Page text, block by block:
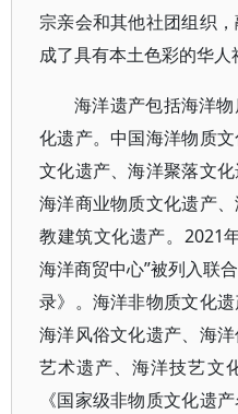
宗亲会和其他社团组织
成了具有本土色彩的华人
海洋遗产包括海洋
化遗产。中国海洋物质
文化遗产、海洋聚落文化
海洋商业物质文化遗产
教建筑文化遗产。2021
海洋商贸中心”被列入联
录》。海洋非物质文化遗
海洋风俗文化遗产、海
艺术遗产、海洋技艺文
《国家级非物质文化遗